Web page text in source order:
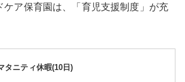
ケア保育園は、「育児支援制度」が充
タニティ休暇(10日)